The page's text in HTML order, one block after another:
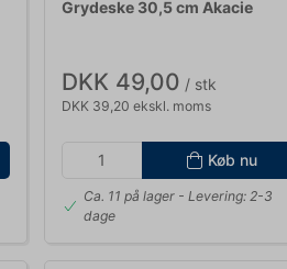
Grydeske 30,5 cm Akacie
DKK 49,00 / stk
DKK 39,20 ekskl. moms
Køb nu
Ca. 11 på lager - Levering: 2-3
dage